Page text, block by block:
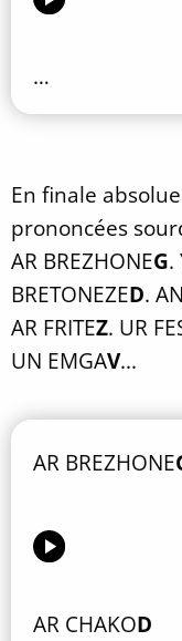
…
En finale
prononcées
AR BREZHONEG.
BRETONEZED.
AR FRITEZ. UR
UN EMGAV...
AR BREZHONE
AR CHAKOD